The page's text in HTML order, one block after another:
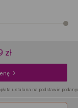
zł
ustalana na podstawie